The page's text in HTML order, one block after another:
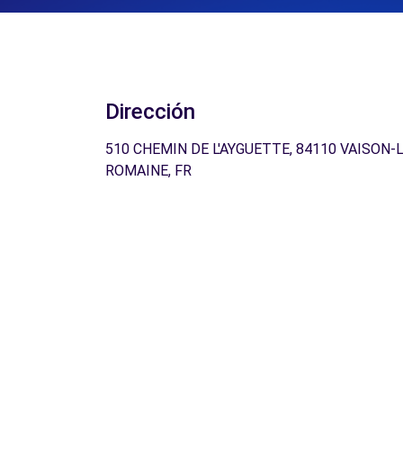
Dirección
510 CHEMIN DE L'AYGUETTE, 84110 VAISON-
ROMAINE, FR